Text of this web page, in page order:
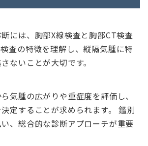
には、胸部X線検査と胸部CT検査
査の特徴を理解し、縦隔気腫に特
ないことが大切です。
気腫の広がりや重症度を評価し、
定することが求められます。 鑑別
、総合的な診断アプローチが重要